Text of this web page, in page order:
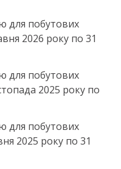
для побутових
2026 року по 31
для побутових
2025 року по
для побутових
2025 року по 31